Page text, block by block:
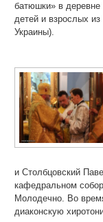
батюшки» в
детей и взрослых из
Украины).
и Столбцовский
кафедральном
Молодечно. Во
диаконскую